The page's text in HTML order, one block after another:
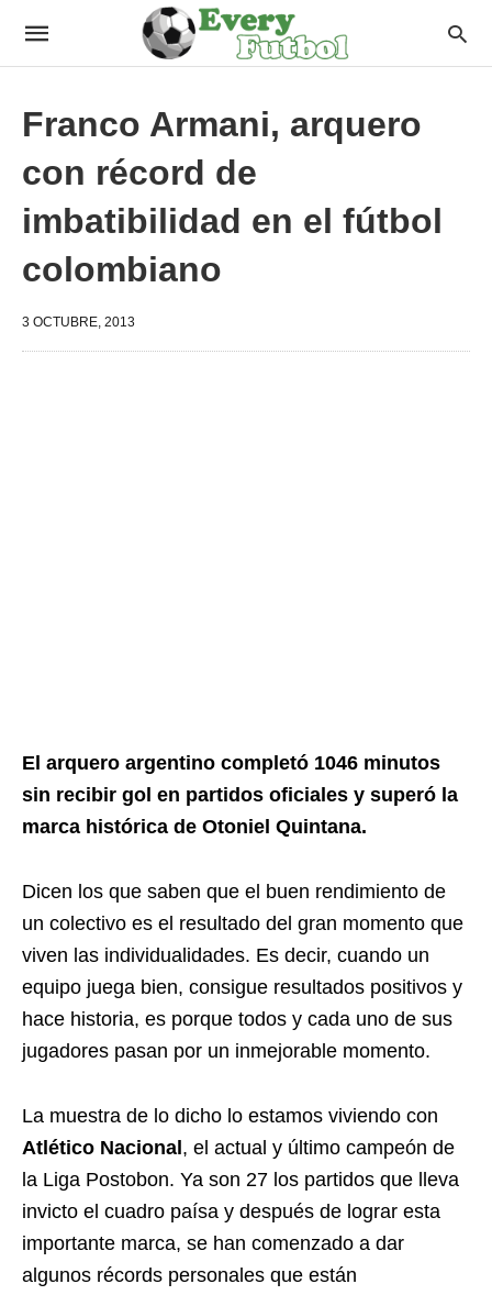
Franco Armani, arquero
con récord de
imbatibilidad en el fútbol
colombiano
3 OCTUBRE, 2013
El arquero argentino completó 1046 minutos
sin recibir gol en partidos oficiales y superó la
marca histórica de Otoniel Quintana.
Dicen los que saben que el buen rendimiento de
un colectivo es el resultado del gran momento que
viven las individualidades. Es decir, cuando un
equipo juega bien, consigue resultados positivos y
hace historia, es porque todos y cada uno de sus
jugadores pasan por un inmejorable momento.
La muestra de lo dicho lo estamos viviendo con
Atlético Nacional , el actual y último campeón de
la Liga Postobon. Ya son 27 los partidos que lleva
invicto el cuadro paísa y después de lograr esta
importante marca, se han comenzado a dar
algunos récords personales que están